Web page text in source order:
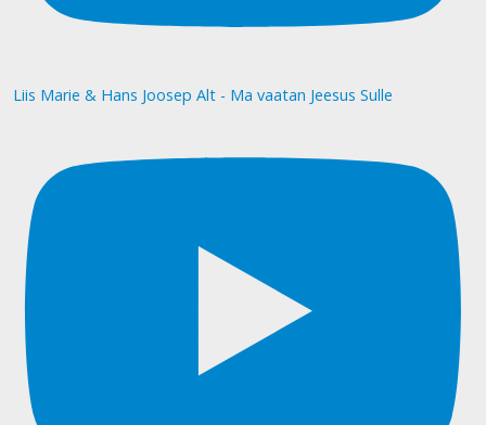
Liis Marie & Hans Joosep Alt - Ma vaatan Jeesus Sulle